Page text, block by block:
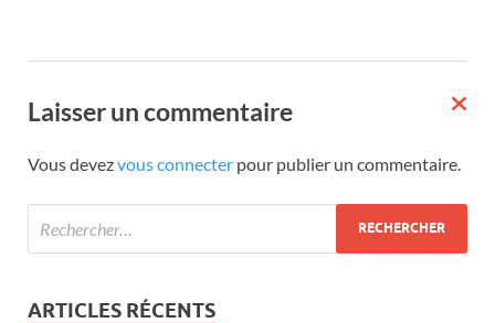
Laisser un commentaire
Vous devezvous connecter pour publier un commentaire.
ARTICLES RÉCENTS